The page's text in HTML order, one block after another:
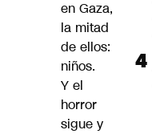
en Gaza,
la mitad
de ellos:
niños.
Y el
horror
sigue y